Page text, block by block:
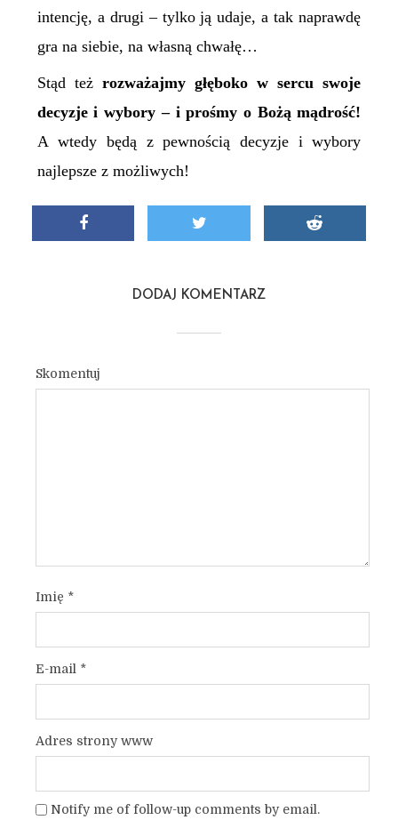
intencję, a drugi – tylko ją udaje, a tak naprawdę
gra na siebie, na własną chwałę…
Stąd też rozważajmy głęboko w sercu swoje
decyzje i wybory – i prośmy o Bożą mądrość!
A wtedy będą z pewnością decyzje i wybory
najlepsze z możliwych!
DODAJ KOMENTARZ
Skomentuj
Imię *
E-mail *
Adres strony www
Notify me of follow-up comments by email.